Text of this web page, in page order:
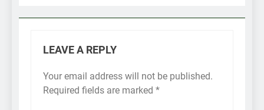
LEAVE A REPLY
Your email address will not be published.
Required fields are marked *